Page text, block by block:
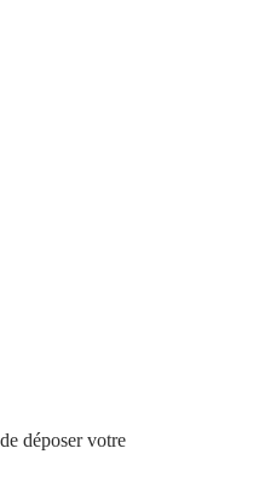
déposer votre